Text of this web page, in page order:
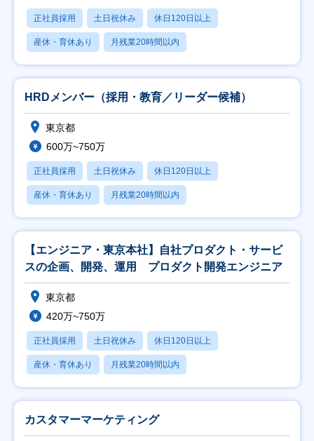
正社員採用 土日祝休み 休日120日以上
産休・育休あり 月残業20時間以内
HRDメンバー（採用・教育／リーダー候補）
東京都
600万~750万
正社員採用 土日祝休み 休日120日以上
産休・育休あり 月残業20時間以内
【エンジニア・東京本社】自社プロダクト・サービ
スの企画、開発、運用 プロダクト開発エンジニア
東京都
420万~750万
正社員採用 土日祝休み 休日120日以上
産休・育休あり 月残業20時間以内
カスタマーマーケティング